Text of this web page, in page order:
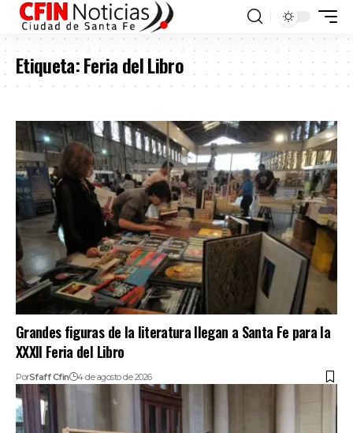
Etiqueta:Feria del Libro
Grandes figuras de la literatura llegan a Santa Fe para la
XXXII Feria del Libro
PorSfaff Cfin 4 de agosto de 2026